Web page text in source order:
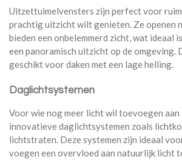
Uitzettuimelvensters zijn perfect voor
prachtig uitzicht wilt genieten. Ze openen
bieden een onbelemmerd zicht, wat ideaal
een panoramisch uitzicht op de omgeving.
geschikt voor daken met een lage helling.
Daglichtsystemen
Voor wie nog meer licht wil toevoegen aan
innovatieve daglichtsystemen zoals
lichtstraten. Deze systemen zijn ideaal
voegen een overvloed aan natuurlijk licht